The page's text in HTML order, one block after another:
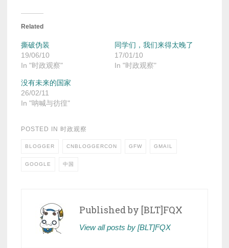
Related
撕破伪装
19/06/10
In "时政观察"
同学们，我们来得太晚了
17/01/10
In "时政观察"
没有未来的国家
26/02/11
In "呐喊与彷徨"
POSTED IN 时政观察
BLOGGER CNBLOGGERCON GFW GMAIL
GOOGLE 中国
Published by [BLT]FQX
View all posts by [BLT]FQX